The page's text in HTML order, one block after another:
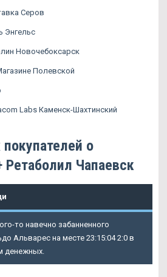
Серов
Энгельс
Новочебоксарск
Полевской
Labs Каменск-Шахтинский
о
Ретаболил Чапаевск
то навечно забанненного
Альварес на месте 23:15:04 2:0 в
денежных.